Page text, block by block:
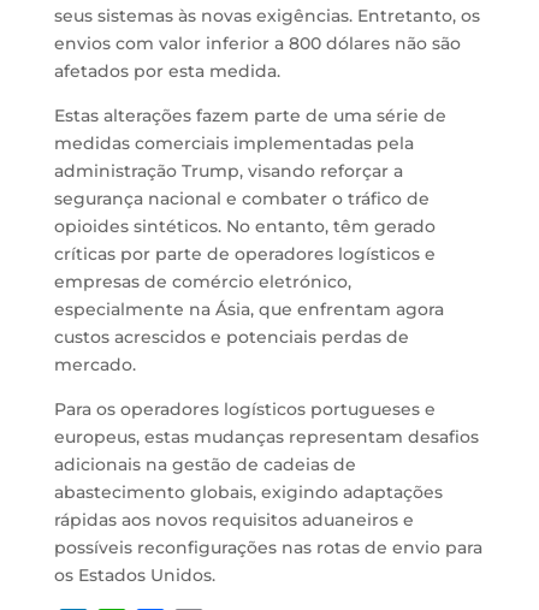
seus sistemas às novas exigências. Entretanto, os
envios com valor inferior a 800 dólares não são
afetados por esta medida.
Estas alterações fazem parte de uma série de
medidas comerciais implementadas pela
administração Trump, visando reforçar a
segurança nacional e combater o tráfico de
opioides sintéticos. No entanto, têm gerado
críticas por parte de operadores logísticos e
empresas de comércio eletrónico,
especialmente na Ásia, que enfrentam agora
custos acrescidos e potenciais perdas de
mercado.​
Para os operadores logísticos portugueses e
europeus, estas mudanças representam desafios
adicionais na gestão de cadeias de
abastecimento globais, exigindo adaptações
rápidas aos novos requisitos aduaneiros e
possíveis reconfigurações nas rotas de envio para
os Estados Unidos.